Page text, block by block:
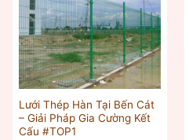
Lưới Thép Hàn Tại Bến Cát
– Giải Pháp Gia Cường Kết
Cấu #TOP1